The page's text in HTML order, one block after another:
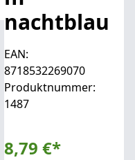
nachtblau
EAN:
8718532269070
Produktnummer:
1487
8,79 €*